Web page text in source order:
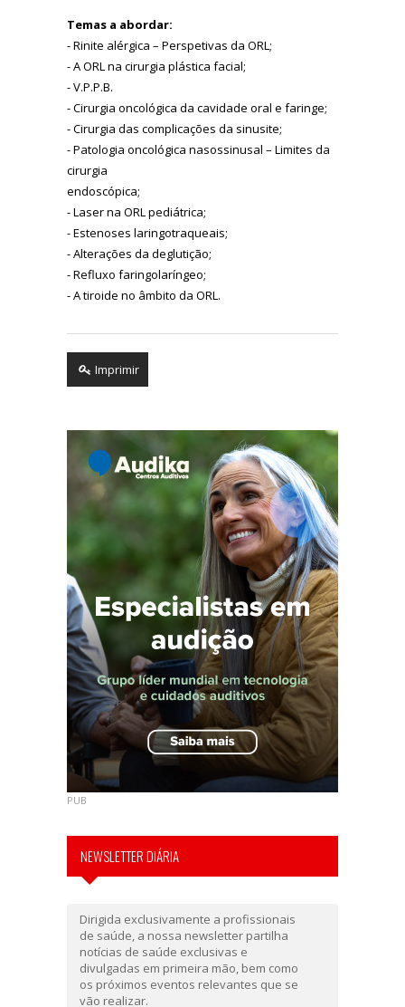
Temas a abordar:
- Rinite alérgica – Perspetivas da ORL;
- A ORL na cirurgia plástica facial;
- V.P.P.B.
- Cirurgia oncológica da cavidade oral e faringe;
- Cirurgia das complicações da sinusite;
- Patologia oncológica nasossinusal – Limites da
cirurgia
endoscópica;
- Laser na ORL pediátrica;
- Estenoses laringotraqueais;
- Alterações da deglutição;
- Refluxo faringolaríngeo;
- A tiroide no âmbito da ORL.
Imprimir
PUB
NEWSLETTER DIÁRIA
Dirigida exclusivamente a profissionais
de saúde, a nossa newsletter partilha
notícias de saúde exclusivas e
divulgadas em primeira mão, bem como
os próximos eventos relevantes que se
vão realizar.